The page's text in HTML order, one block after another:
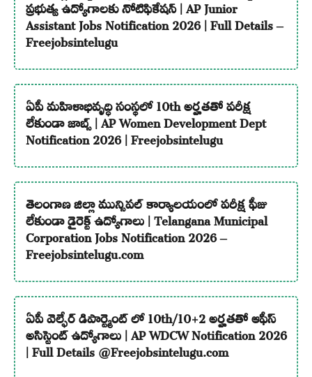
ప్రభుత్వ ఉద్యోగాలకు నోటిఫికేషన్ | AP Junior
Assistant Jobs Notification 2026 | Full Details –
Freejobsintelugu
ఏపీ మహిళాభివృద్ధి సంస్థలో 10th అర్హతతో పరీక్ష
లేకుండా జాబ్స్ | AP Women Development Dept
Notification 2026 | Freejobsintelugu
తెలంగాణ జిల్లా మున్సిపల్ కార్యాలయంలో పరీక్ష ఫీజు
లేకుండా డైరెక్ట్ ఉద్యోగాలు | Telangana Municipal
Corporation Jobs Notification 2026 –
Freejobsintelugu.com
ఏపీ వెల్ఫేర్ డిపార్ట్మెంట్ లో 10th/10+2 అర్హతతో ఆఫీస్
అసిస్టెంట్ ఉద్యోగాలు | AP WDCW Notification 2026
| Full Details @Freejobsintelugu.com